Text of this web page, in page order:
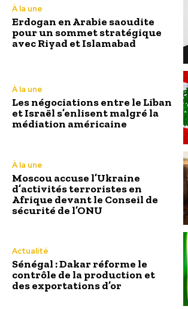
À la une
Erdogan en Arabie saoudite
pour un sommet stratégique
avec Riyad et Islamabad
À la une
Les négociations entre le Liban
et Israël s’enlisent malgré la
médiation américaine
À la une
Moscou accuse l’Ukraine
d’activités terroristes en
Afrique devant le Conseil de
sécurité de l’ONU
Actualité
Sénégal : Dakar réforme le
contrôle de la production et
des exportations d’or